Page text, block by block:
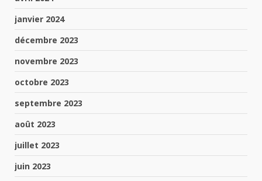
janvier 2024
décembre 2023
novembre 2023
octobre 2023
septembre 2023
août 2023
juillet 2023
juin 2023